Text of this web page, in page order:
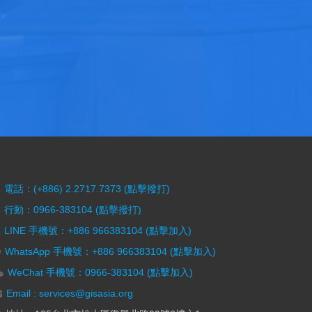
電話：(+886) 2.2717.7373 (點擊撥打)
行動：0966-383104 (點擊撥打)
LINE 手機號：+886 966383104 (點擊加入)
WhatsApp 手機號：+886 966383104 (點擊加入)
WeChat 手機號：0966-383104 (點擊加入)
Email : services@gisasia.org